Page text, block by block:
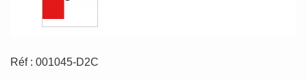
Réf : 001045-D2C